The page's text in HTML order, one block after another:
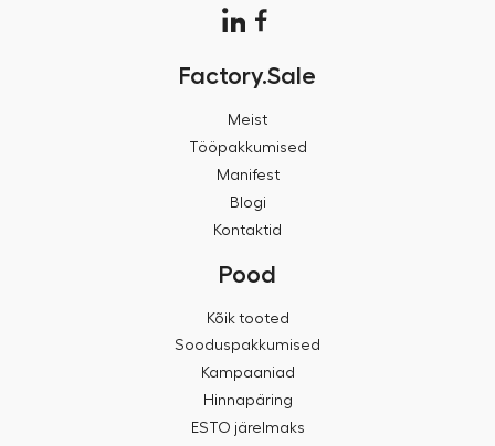
Factory.Sale
Meist
Tööpakkumised
Manifest
Blogi
Kontaktid
Pood
Kõik tooted
Sooduspakkumised
Kampaaniad
Hinnapäring
ESTO järelmaks